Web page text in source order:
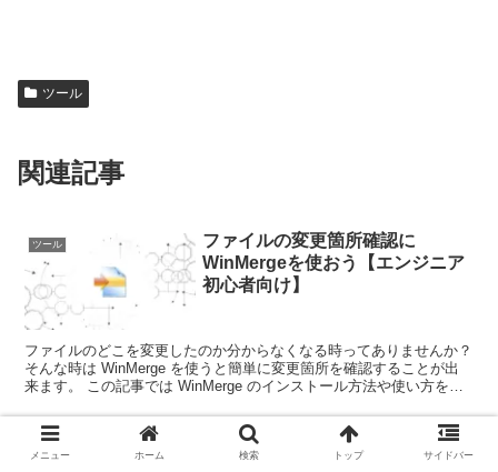
ツール
関連記事
ツール
ファイルの変更箇所確認に
WinMergeを使おう【エンジニア
初心者向け】
ファイルのどこを変更したのか分からなくなる時ってありませんか？
そんな時は WinMerge を使うと簡単に変更箇所を確認することが出
来ます。 この記事では WinMerge のインストール方法や使い方をキ
ツール
Notionで日報を書くと仕事がはか
メニュー ホーム 検索 トップ サイドバー